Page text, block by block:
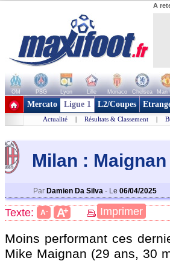
A
OM PSG Lyon Lille Monaco Chelsea Man
+ de clubs
Mercato Ligue 1 L2/Coupes
Actualité | Résultats & Classement |
Milan :
Par Damien Da Silva - Le 06/04/2025
Texte: A- A+ Imprimer
Moins performant ces
Mike Maignan (29 ans, 30